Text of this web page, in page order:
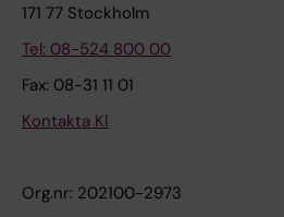
171 77 Stockholm
Tel: 08-524 800 00
Fax: 08-31 11 01
Kontakta KI
Org.nr: 202100-2973